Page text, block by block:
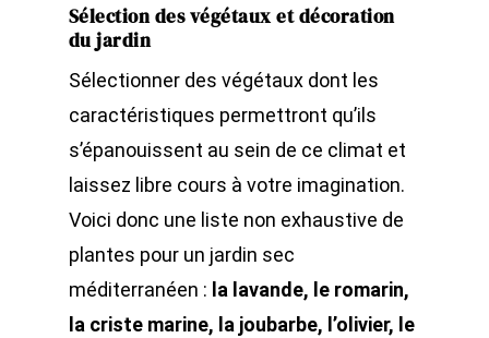
Sélection des végétaux et décoration
du jardin
Sélectionner des végétaux dont les
caractéristiques permettront qu’ils
s’épanouissent au sein de ce climat et
laissez libre cours à votre imagination.
Voici donc une liste non exhaustive de
plantes pour un jardin sec
méditerranéen : la lavande, le romarin,
la criste marine, la joubarbe, l’olivier, le